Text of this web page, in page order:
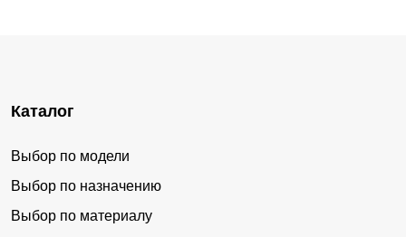
Каталог
Выбор по модели
Выбор по назначению
Выбор по материалу